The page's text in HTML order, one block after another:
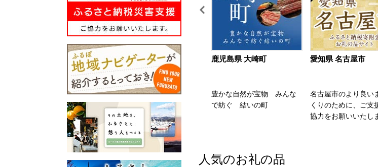
私たちのまち北栄町は、鳥
取県の中央部に位置する人
口約14,000人の町です。
北は日本海に面し、白砂青
松の景色が美しい北条砂丘
が広がっており、南は大山
を望む黒ぼく地帯の丘陵地
島根県 出雲市
出雲市は、「神話の國出
雲」として全国に知られる
とともに、出雲大社、荒神
谷遺跡、西谷墳墓群などの
歴史・文化遺産と、日本
海、宍道湖、斐伊川などの
豊かな自然に恵まれた地域
鹿児島県 大崎町
豊かな自然が宝物 みんな
で紡ぐ 結いの町
愛知県 名古屋市
名古屋市のより良い
くりのために、ご支
協力をお願いいたし
人気のお礼の品